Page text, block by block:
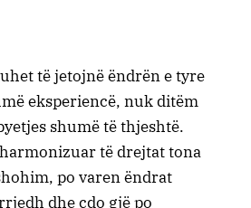
të jetojnë ëndrën e tyre
eksperiencë, nuk ditëm
shumë të thjeshtë.
të drejtat tona
po varen ëndrat
dhe çdo gjë po